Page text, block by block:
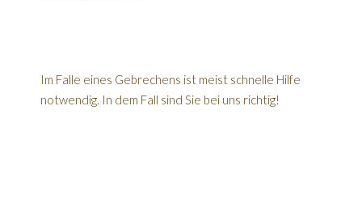
Im Falle eines Gebrechens ist meist schnelle Hilfe
notwendig. In dem Fall sind Sie bei uns richtig!